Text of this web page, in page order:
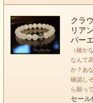
つまり、
私にはこれがあるか
自信に
水晶には物事を明確
特にクリアー水晶は浄
しかし こ
クラ
リア
パー
（確か
なんて
か？あ
確認し
ら願っ
セー